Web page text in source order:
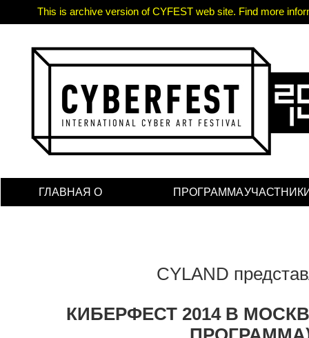
This is archive version of CYFEST web site. Find more
ГЛАВНАЯ О ПРОГРАММА
CYLAND
КИБЕРФЕСТ 2014 В